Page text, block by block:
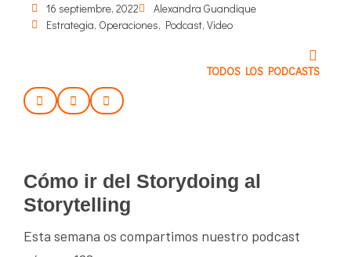
16 septiembre, 2022
Alexandra Guandique
Estrategia, Operaciones, Podcast, Video
TODOS LOS PODCASTS
Cómo ir del Storydoing al
Storytelling
Esta semana os compartimos nuestro podcast